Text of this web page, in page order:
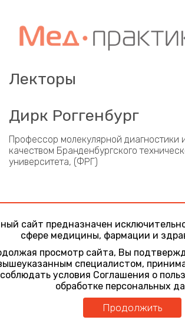
Лекторы
Дирк Роггенбург
Профессор молекулярной диагностики
качеством Бранденбургского
университета, (ФРГ)
сайт предназначен
сфере медицины, фармации и
просмотр сайта, Вы
специалистом,
соблюдать условия Соглашения о
обработке персональных
Продолжить